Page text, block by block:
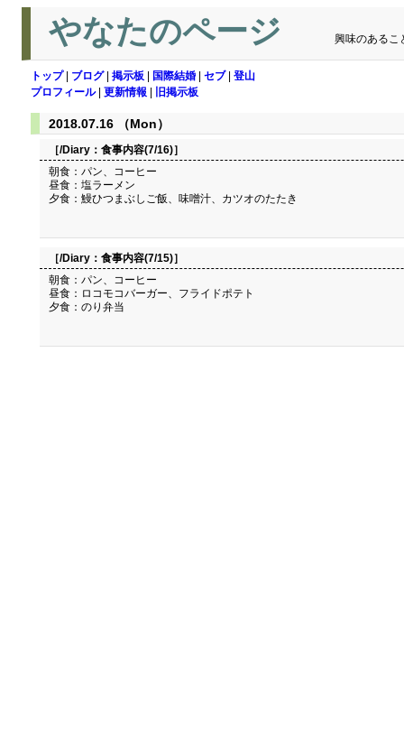
やなたのページ 興味のあるこ
トップ| ブログ| 掲示板 国際結婚 セブ| 登山
プロフィール| 更新情報 旧掲示板
2018.07.16 （Mon）
［/Diary： 食事内容(7/16)］
朝食：パン、コーヒー
昼食：塩ラーメン
夕食：鰻ひつまぶしご飯、味噌汁、カツオのたたき
［/Diary： 食事内容(7/15)］
朝食：パン、コーヒー
昼食：ロコモコバーガー、フライドポテト
夕食：のり弁当